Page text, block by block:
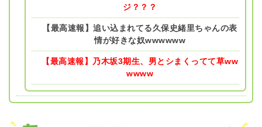
ジ？？？
【最高速報】追い込まれてる久保史緒里ちゃんの表
情が好きな奴wwwwww
【最高速報】乃木坂3期生、男とシまくってて草ww
wwww